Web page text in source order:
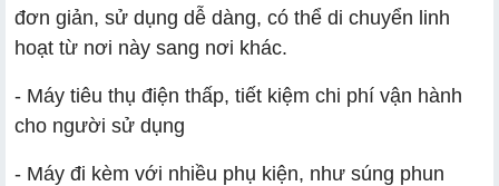
đơn giản, sử dụng dễ dàng, có thể di chuyển linh
hoạt từ nơi này sang nơi khác.
- Máy tiêu thụ điện thấp, tiết kiệm chi phí vận hành
cho người sử dụng
- Máy đi kèm với nhiều phụ kiện, như súng phun